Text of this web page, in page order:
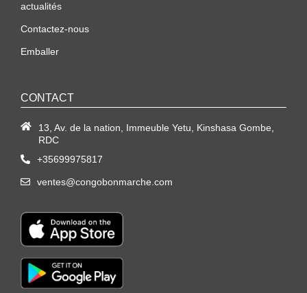
actualités
Contactez-nous
Emballer
CONTACT
13, Av. de la nation, Immeuble Yetu, Kinshasa Gombe,
RDC
+35699975817
ventes@congobonmarche.com